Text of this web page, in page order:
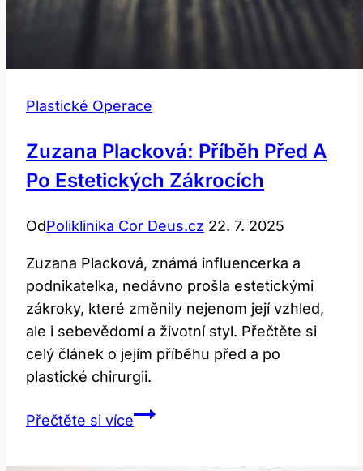
Plastické Operace
Zuzana Placková: Příběh Před A
Po Estetických Zákrocích
OdPoliklinika Cor Deus.cz 22. 7. 2025
Zuzana Placková, známá influencerka a
podnikatelka, nedávno prošla estetickými
zákroky, které změnily nejenom její vzhled,
ale i sebevědomí a životní styl. Přečtěte si
celý článek o jejím příběhu před a po
plastické chirurgii.
Přečtěte si víceZuzana